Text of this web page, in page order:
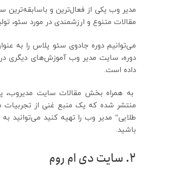
مدیر وب یکی از فعال‌ترین و
مقالات متنوع و ارزشمندی در مورد سئو،
می‌توانیم دوره جادوی سئو پلاس را به
دوره، سایت مدیر وب آموزش‌های دیگری در
داده است.
به همراه بخش مقالات سایت مدیروب،
منتشر شده که یک منبع غنی از تجربیات
طلایی” مدیر وب را تهیه کنید
باشید.
2. سایت دی ام روم